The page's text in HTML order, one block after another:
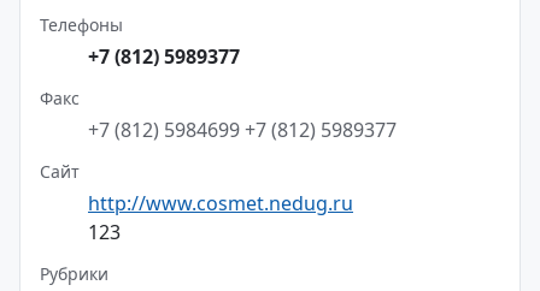
Телефоны
+7 (812) 5989377
Факс
+7 (812) 5984699+7 (812) 5989377
Сайт
http://www.cosmet.nedug.ru
123
Рубрики